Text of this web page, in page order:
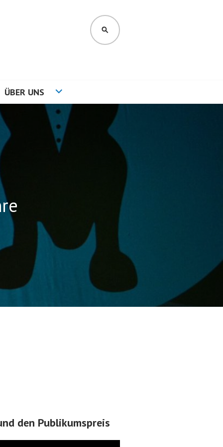
SUCHEN
ÜBER UNS
den Publikumspreis